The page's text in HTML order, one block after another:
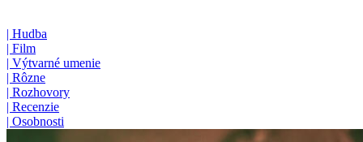
| Hudba
| Film
| Výtvarné umenie
| Rôzne
| Rozhovory
| Recenzie
| Osobnosti